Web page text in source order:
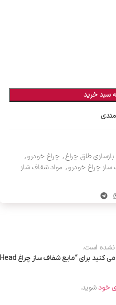
سبد خرید
بازسازی طلق چراغ, چراغ خودرو,
ساز چراغ خودرو, مواد شفاف شاز
نشده است.
اولین نفری باشید که دیدگاهی را ارسال می کنید برای “مایع شفاف ساز چراغ Head
خودشوید.